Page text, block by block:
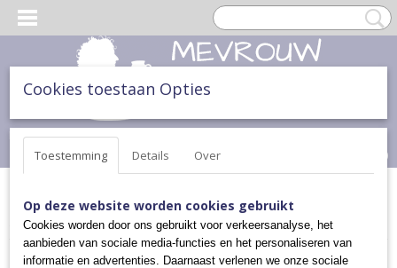
Inloggen Registreren
(0)
Home >SCHAALTJES, POTTEN & KANNEN>SCHAALTJES
SCHAALTJE>SUSHI SCHAALTJE
Cookies toestaan Opties
Toestemming Details Over
Op deze website worden cookies gebruikt
Cookies worden door ons gebruikt voor verkeersanalyse, het
aanbieden van sociale media-functies en het personaliseren van
informatie en advertenties. Daarnaast verlenen we onze sociale